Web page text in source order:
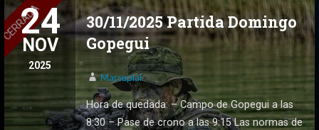
30/11/2025 Partida Domingo
Gopegui
24
NOV
2025
Marsupial
Hora de quedada: – Campo de Gopegui a las
8:30 – Pase de crono a las 9:15 Las normas de